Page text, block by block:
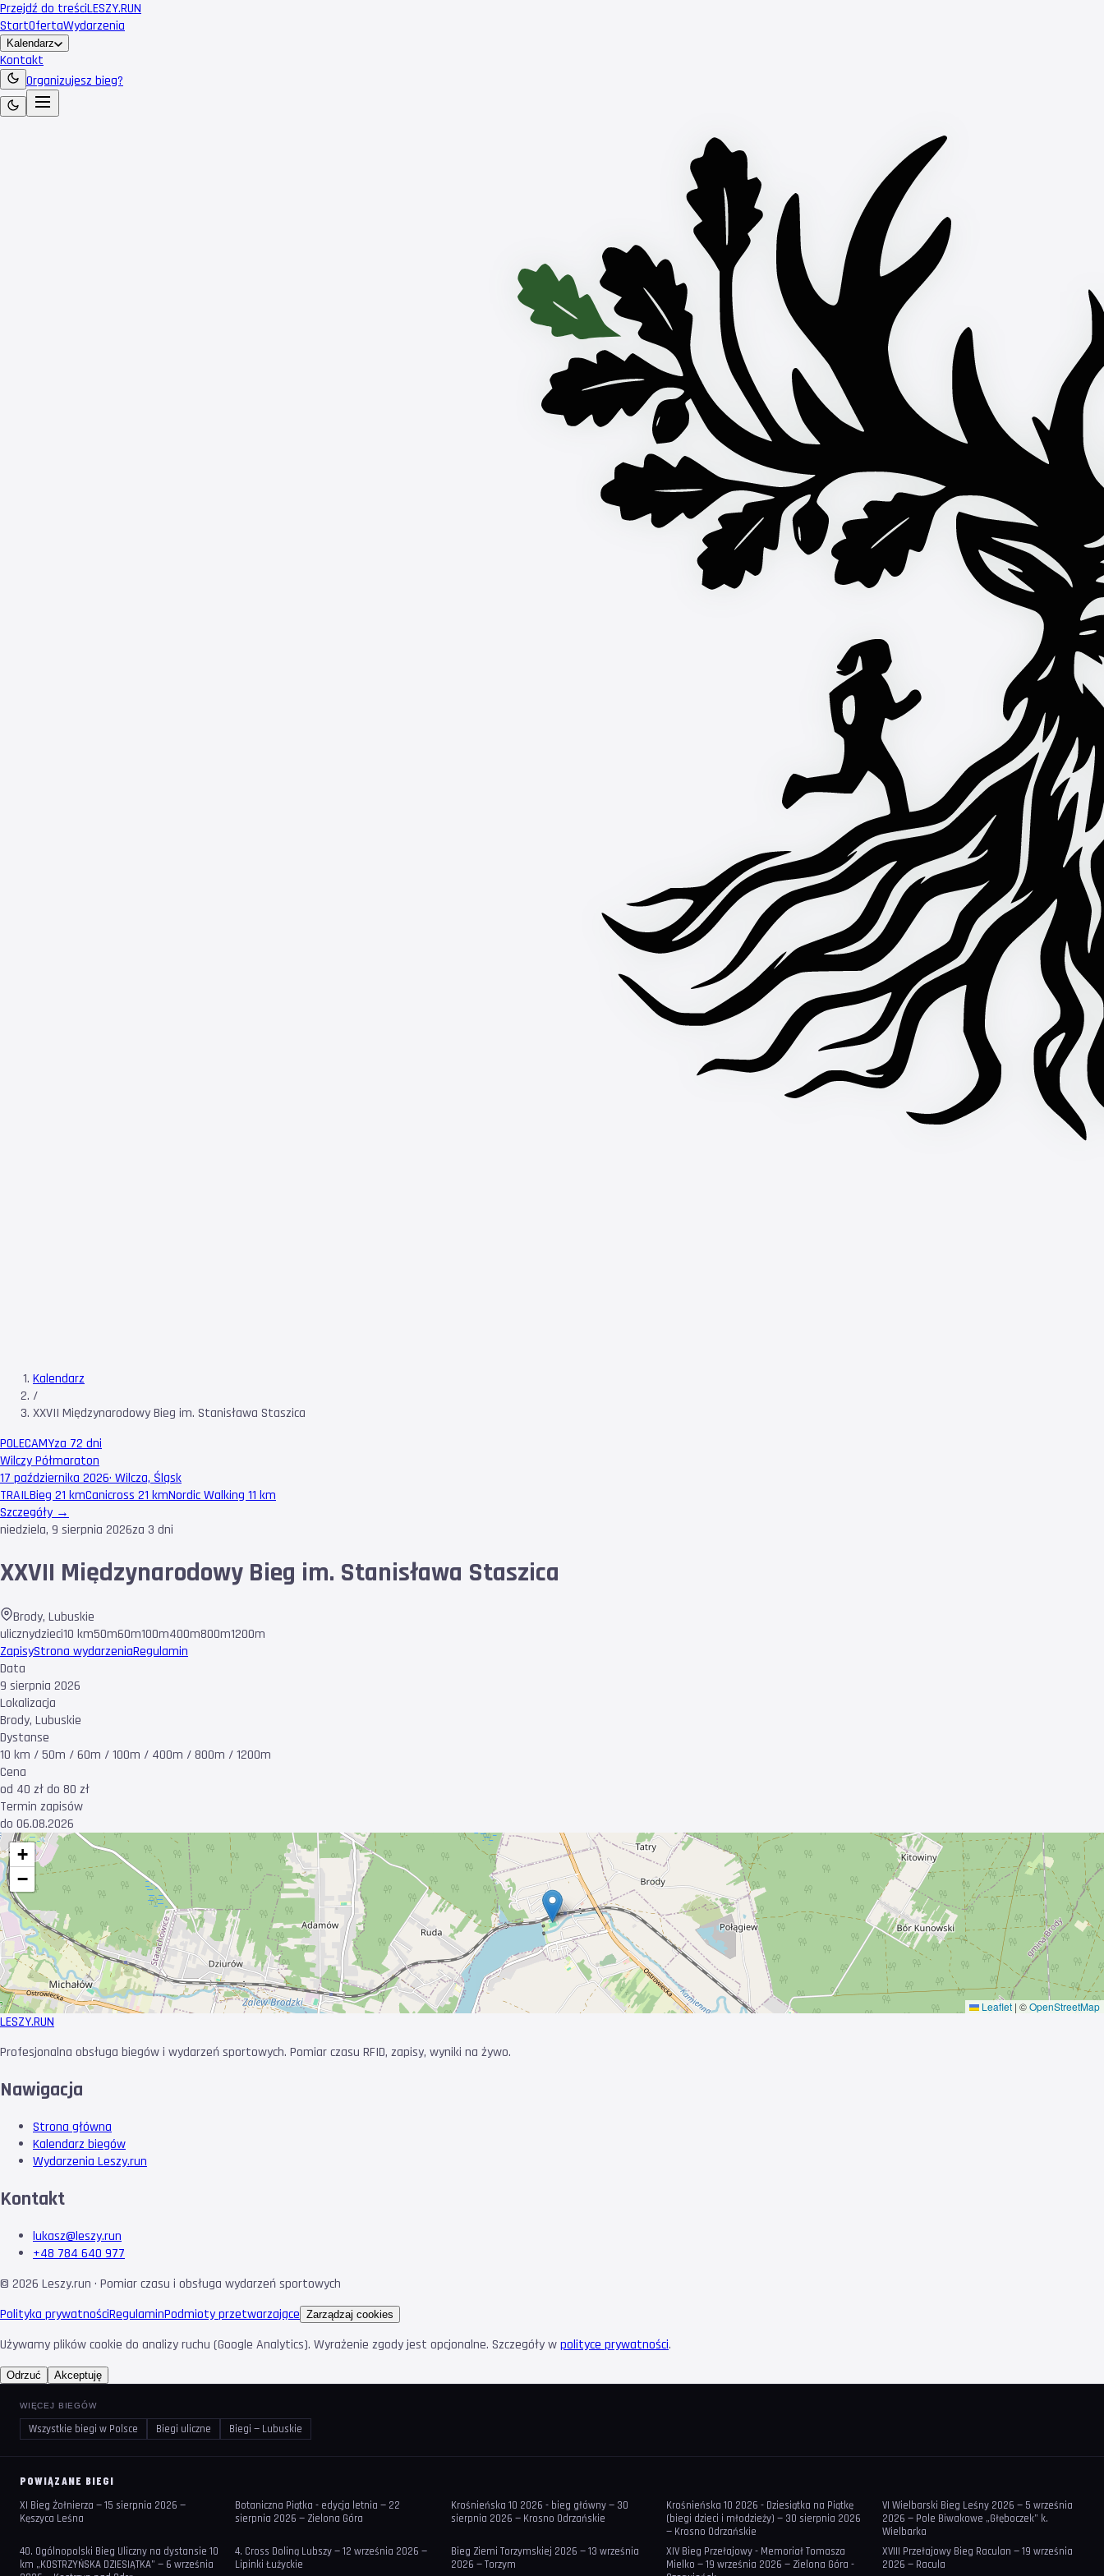
Przejdź do treściLESZY.RUN
StartOfertaWydarzenia
Kalendarz
Kontakt
Organizujesz bieg?
Kalendarz
/
XXVII Międzynarodowy Bieg im. Stanisława Staszica
POLECAMYza 72 dni
Wilczy Półmaraton
17 października 2026· Wilcza, Śląsk
TRAILBieg 21 kmCanicross 21 kmNordic Walking 11 km
Szczegóły →
niedziela, 9 sierpnia 2026za 3 dni
XXVII Międzynarodowy Bieg im. Stanisława Staszica
Brody, Lubuskie
ulicznydzieci10 km50m60m100m400m800m1200m
ZapisyStrona wydarzeniaRegulamin
Data
9 sierpnia 2026
Lokalizacja
Brody, Lubuskie
Dystanse
10 km / 50m / 60m / 100m / 400m / 800m / 1200m
Cena
od 40 zł do 80 zł
Termin zapisów
do 06.08.2026
+
−
Leaflet | ©OpenStreetMap
LESZY.RUN
Profesjonalna obsługa biegów i wydarzeń sportowych. Pomiar czasu RFID, zapisy, wyniki na żywo.
Nawigacja
Strona główna
Kalendarz biegów
Wydarzenia Leszy.run
Kontakt
lukasz@leszy.run
+48 784 640 977
© 2026 Leszy.run · Pomiar czasu i obsługa wydarzeń sportowych
Polityka prywatnościRegulaminPodmioty przetwarzające Zarządzaj cookies
Używamy plików cookie do analizy ruchu (Google Analytics). Wyrażenie zgody jest opcjonalne. Szczegóły wpolityce prywatności.
Odrzuć Akceptuję
WIĘCEJ BIEGÓW
Wszystkie biegi w Polsce Biegi uliczne Biegi — Lubuskie
POWIĄZANE BIEGI
XI Bieg Żołnierza — 15 sierpnia 2026 —
Kęszyca Leśna
Botaniczna Piątka - edycja letnia — 22
sierpnia 2026 — Zielona Góra
Krośnieńska 10 2026 - bieg główny — 30
sierpnia 2026 — Krosno Odrzańskie
Krośnieńska 10 2026 - Dziesiątka na Piątkę
(biegi dzieci i młodzieży) — 30 sierpnia 2026
— Krosno Odrzańskie
VI Wielbarski Bieg Leśny 2026 — 5 września
2026 — Pole Biwakowe „Głęboczek” k.
Wielbarka
40. Ogólnopolski Bieg Uliczny na dystansie 10
km „KOSTRZYŃSKA DZIESIĄTKA” — 6 września
4. Cross Doliną Lubszy — 12 września 2026 —
Lipinki Łużyckie
Bieg Ziemi Torzymskiej 2026 — 13 września
2026 — Torzym
XIV Bieg Przełajowy - Memoriał Tomasza
Mielko — 19 września 2026 — Zielona Góra -
XVIII Przełajowy Bieg Raculan — 19 września
2026 — Racula